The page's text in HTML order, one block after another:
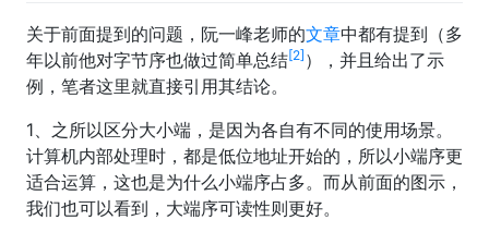
关于前面提到的问题，阮一峰老师的文章中都有提到（多
年以前他对字节序也做过简单总结[2] ），并且给出了示
例，笔者这里就直接引用其结论。
1、之所以区分大小端，是因为各自有不同的使用场景。
计算机内部处理时，都是低位地址开始的，所以小端序更
适合运算，这也是为什么小端序占多。而从前面的图示，
我们也可以看到，大端序可读性则更好。